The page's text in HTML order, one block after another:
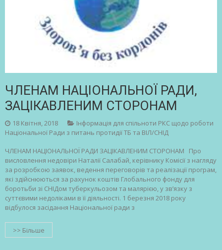
ЧЛЕНАМ НАЦІОНАЛЬНОЇ РАДИ,
ЗАЦІКАВЛЕНИМ СТОРОНАМ
18 Квітня, 2018
Інформація для спільноти РКС щодо роботи
Національної Ради з питань протидії ТБ та ВІЛ/СНІД
ЧЛЕНАМ НАЦІОНАЛЬНОЇ РАДИ ЗАЦІКАВЛЕНИМ СТОРОНАМ Про
висловлення недовіри Наталії Салабай, керівнику Комісії з нагляду
за розробкою заявок, ведення переговорів та реалізації програм,
які здійснюються за рахунок коштів Глобального фонду для
боротьби зі СНІДом туберкульозом та малярією, у зв’язку з
суттєвими недоліками в її діяльності. 1 березня 2018 року
відбулося засідання Національної ради з
>> Більше